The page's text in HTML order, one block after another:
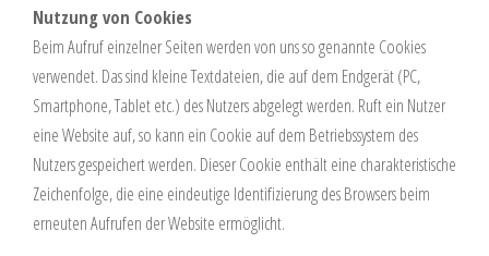
Nutzung von Cookies
Beim Aufruf einzelner Seiten werden von uns so genannte Cookies
verwendet. Das sind kleine Textdateien, die auf dem Endgerät (PC,
Smartphone, Tablet etc.) des Nutzers abgelegt werden. Ruft ein Nutzer
eine Website auf, so kann ein Cookie auf dem Betriebssystem des
Nutzers gespeichert werden. Dieser Cookie enthält eine charakteristische
Zeichenfolge, die eine eindeutige Identifizierung des Browsers beim
erneuten Aufrufen der Website ermöglicht.